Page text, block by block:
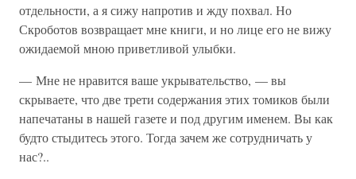
отдельности, а я сижу напротив и жду похвал. Но
Скроботов возвращает мне книги, и но лице его не вижу
ожидаемой мною приветливой улыбки.
— Мне не нравится ваше укрывательство, — вы
скрываете, что две трети содержания этих томиков были
напечатаны в нашей газете и под другим именем. Вы как
будто стыдитесь этого. Тогда зачем же сотрудничать у
нас?..